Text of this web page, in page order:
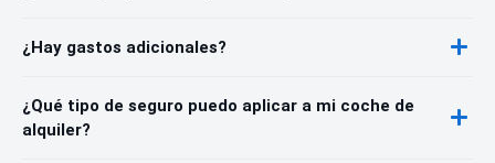
¿Hay gastos adicionales?
¿Qué tipo de seguro puedo aplicar a mi coche de
alquiler?